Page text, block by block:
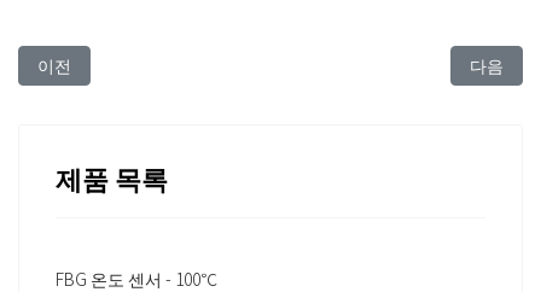
이전 아티클: Temperature Range of Femtosecond Fiber
이전 다음 아
다음
제품 목록
FBG 온도 센서 - 100℃